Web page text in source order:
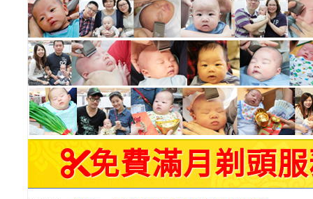
免費滿月剃頭服